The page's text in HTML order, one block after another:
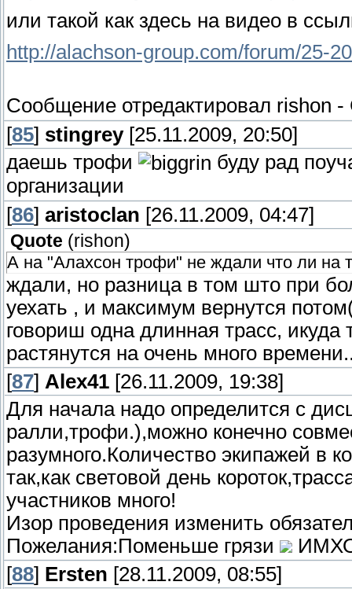
или такой как здесь на видео в
http://alachson-group.com/forum/25-
Сообщение отредактировал rishon -
[85] stingrey[25.11.2009, 20:50]
даешь трофи
буду рад
организации
[86] aristoclan [26.11.2009, 04:47]
Quote (rishon)
А на "Алахсон трофи" не ждали что ли на
ждали, но разница в том што при
уехать , и максимум вернутся
говориш одна длинная трасс,
растянутся на очень много
[87] Alex41 [26.11.2009, 19:38]
Для начала надо определится с
ралли,трофи.),можно конечно
разумного.Количество экипажей в
так,как световой день
участников много!
Изор проведения изменить
Пожелания:Поменьше грязи
[88] Ersten [28.11.2009, 08:55]